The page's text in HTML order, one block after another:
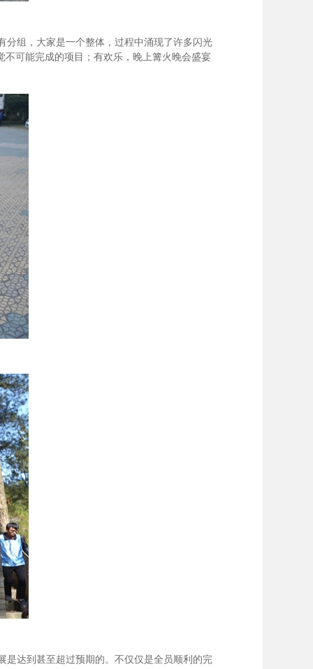
分组，大家是一个整体，过程中涌现了许多闪光
可能完成的项目；有欢乐，晚上篝火晚会盛宴
是达到甚至超过预期的。不仅仅是全员顺利的完